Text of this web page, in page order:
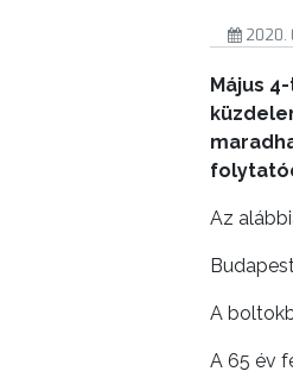
ÖNKORMÁNYZATI
INTÉZMÉNYEK
2020.
Május
Az
A
A 65 év